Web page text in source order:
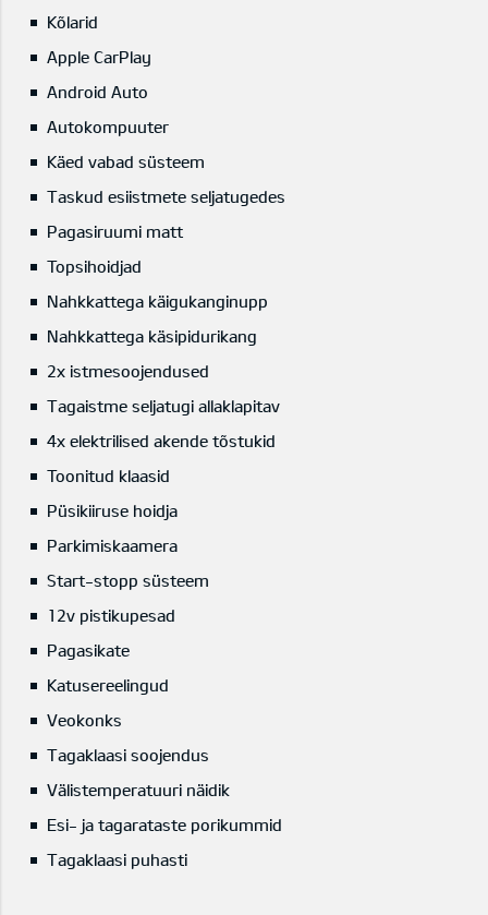
Kõlarid
Apple CarPlay
Android Auto
Autokompuuter
Käed vabad süsteem
Taskud esiistmete seljatugedes
Pagasiruumi matt
Topsihoidjad
Nahkkattega käigukanginupp
Nahkkattega käsipidurikang
2x istmesoojendused
Tagaistme seljatugi allaklapitav
4x elektrilised akende tõstukid
Toonitud klaasid
Püsikiiruse hoidja
Parkimiskaamera
Start-stopp süsteem
12v pistikupesad
Pagasikate
Katusereelingud
Veokonks
Tagaklaasi soojendus
Välistemperatuuri näidik
Esi- ja tagarataste porikummid
Tagaklaasi puhasti